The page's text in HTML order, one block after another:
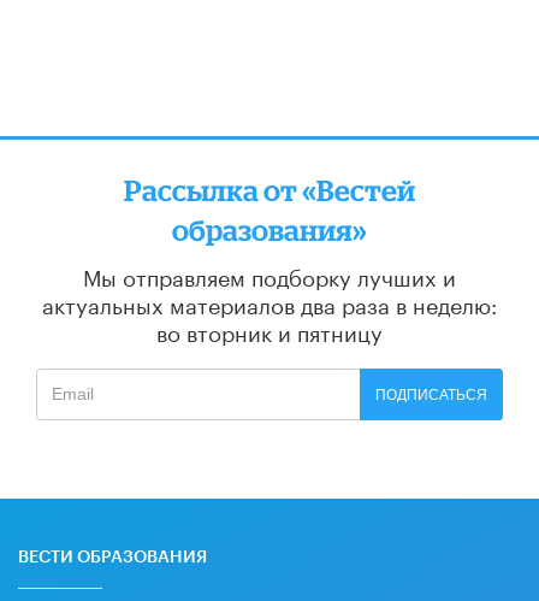
Рассылка от «Вестей
образования»
Мы отправляем подборку лучших и
актуальных материалов два раза в неделю:
во вторник и пятницу
ПОДПИСАТЬСЯ
ВЕСТИ ОБРАЗОВАНИЯ